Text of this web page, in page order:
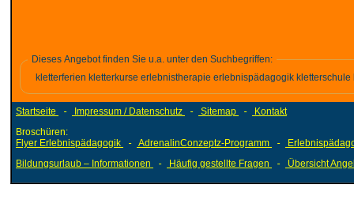
Dieses Angebot finden Sie u.a. unter den Suchbegriffen:
kletterferien kletterkurse erlebnistherapie erlebnispädagogik
Startseite - Impressum / Datenschutz - Sitemap -
Kontakt
Broschüren:
Flyer Erlebnispädagogik
- AdrenalinConzeptz-Programm -
Bildungsurlaub – Informationen
- Häufig gestellte Fragen - Übersicht